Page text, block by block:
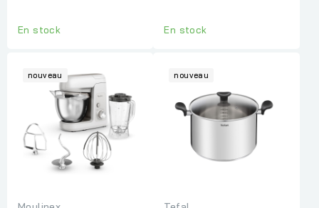
En stock En stock
nouveau nouveau